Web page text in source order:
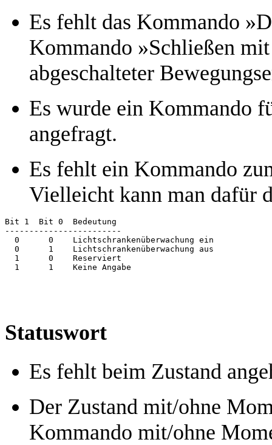
Es fehlt das Kommando
Kommando »Schließen
abgeschalteter
Es wurde ein Kommando
angefragt.
Es fehlt ein Kommando
Vielleicht kann man dafür
Bit 1  Bit 0  Bedeutung
------------------------
  0      0    Lichtschrankenüberwachung ein
  0      1    Lichtschrankenüberwachung aus
  1      0    Reserviert
Statuswort
Es fehlt beim Zustand
Der Zustand mit/ohne
Kommando mit/ohne